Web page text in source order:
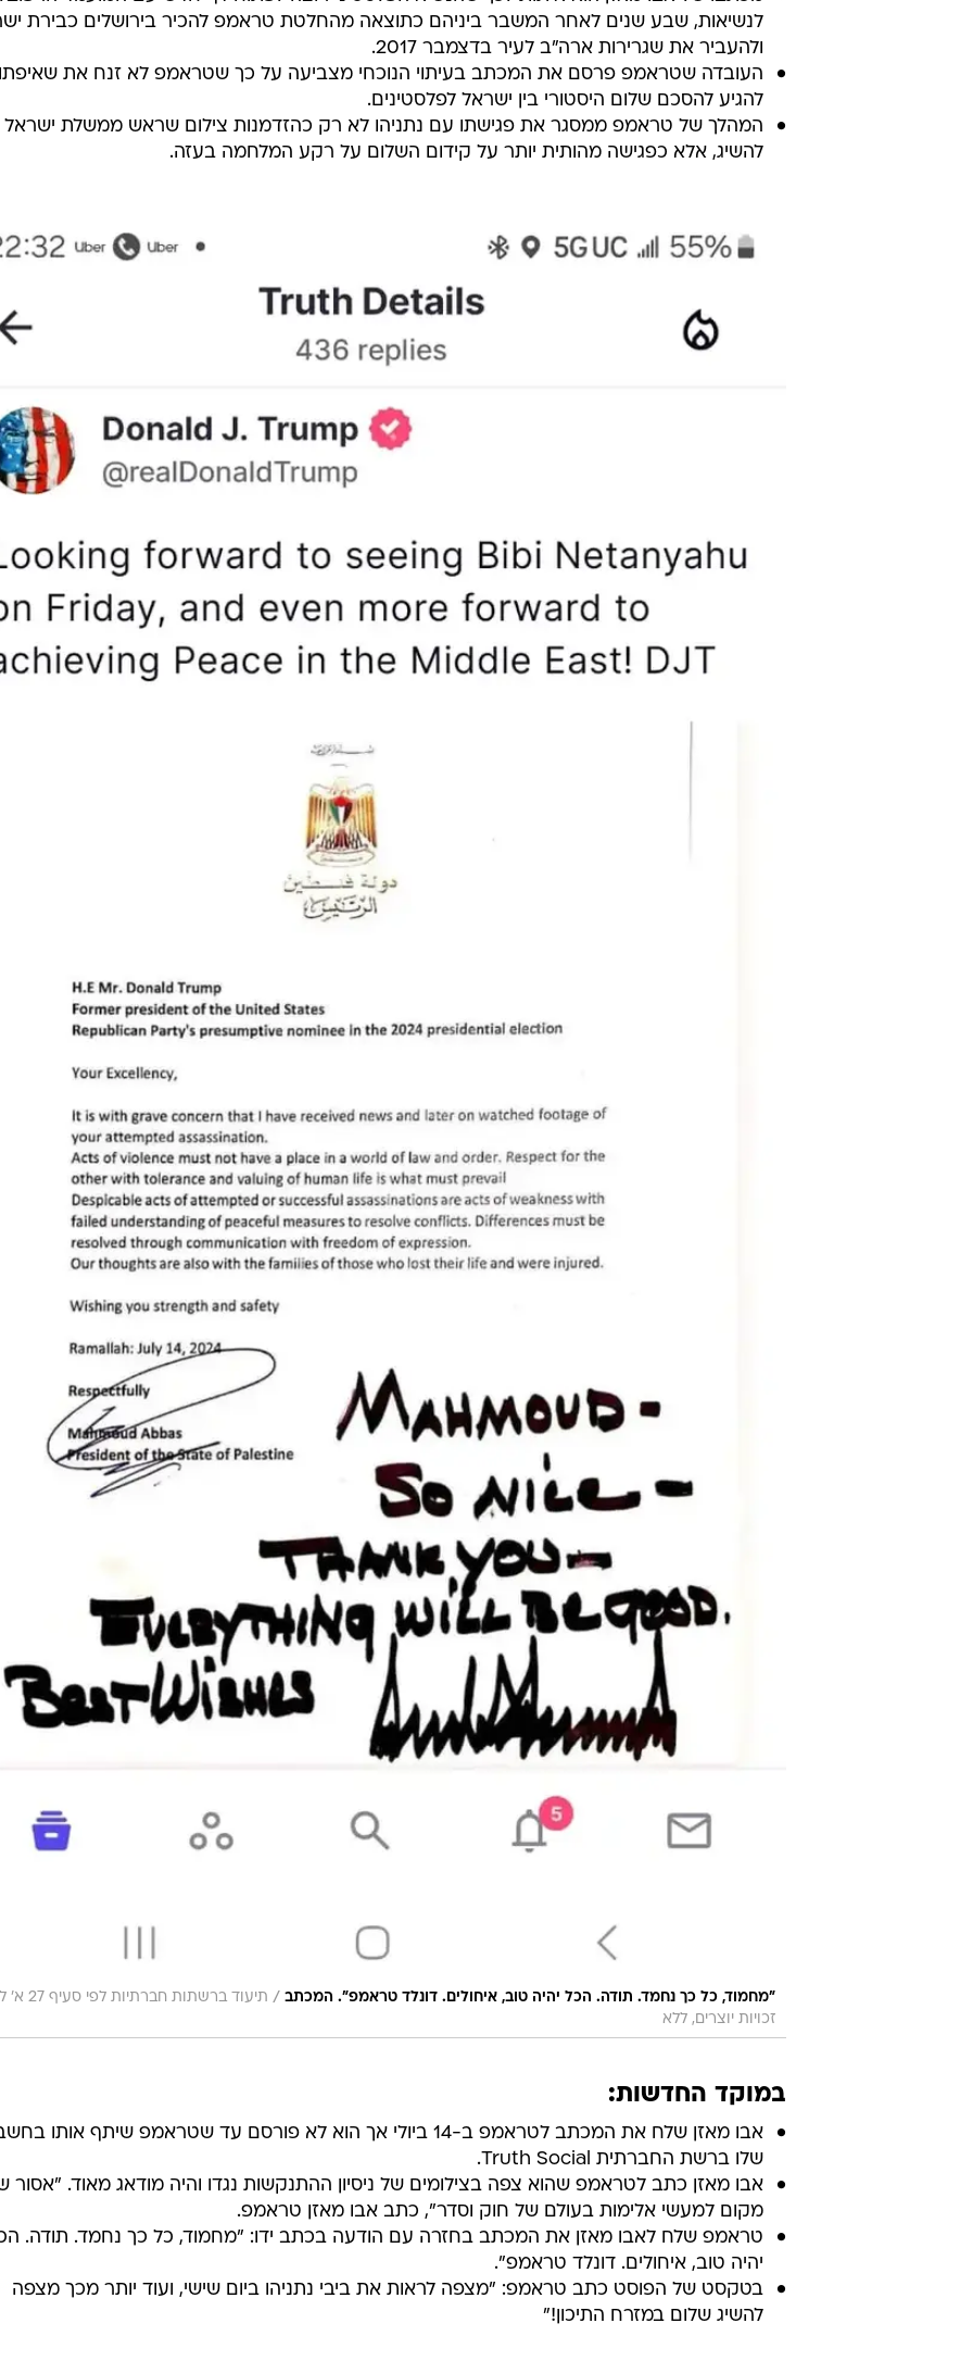
לנשיאות, שבע שנים לאחר המשבר ביניהם כתוצאה מהחלטת טראמפ להכיר בירושלים כבירת
ולהעביר את שגרירות ארה"ב לעיר בדצמבר 2017.
העובדה שטראמפ פרסם את המכתב בעיתוי הנוכחי מצביעה על כך שטראמפ לא זנח את
להגיע להסכם שלום היסטורי בין ישראל לפלסטינים.
המהלך של טראמפ ממסגר את פגישתו עם נתניהו לא רק כהזדמנות צילום שראש ממשלת
להשיג, אלא כפגישה מהותית יותר על קידום השלום על רקע המלחמה בעזה.
"מחמוד, כל כך נחמד. תודה. הכל יהיה טוב, איחולים. דונלד טראמפ". המכתב /
תיעוד ברשתות
זכויות יוצרים, ללא
במוקד החדשות:
אבו מאזן שלח את המכתב לטראמפ ב-14 ביולי אך הוא לא פורסם עד שטראמפ שיתף אותו
שלו ברשת החברתית Truth Social.
אבו מאזן כתב לטראמפ שהוא צפה בצילומים של ניסיון ההתנקשות נגדו והיה מודאג מאוד. "אסור
מקום למעשי אלימות בעולם של חוק וסדר", כתב אבו מאזן טראמפ.
טראמפ שלח לאבו מאזן את המכתב בחזרה עם הודעה בכתב ידו: "מחמוד, כל כך נחמד. תודה.
יהיה טוב, איחולים. דונלד טראמפ".
בטקסט של הפוסט כתב טראמפ: "מצפה לראות את ביבי נתניהו ביום שישי, ועוד יותר מכך מצפה
להשיג שלום במזרח התיכון!"